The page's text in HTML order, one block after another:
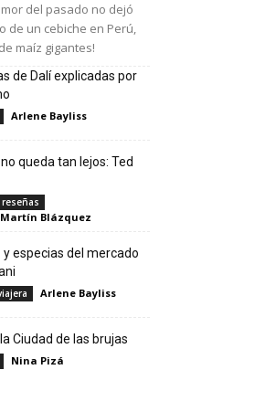
del pasado no dejó
de un cebiche en Perú,
maíz gigantes!
de Dalí explicadas por
Arlene Bayliss
queda tan lejos: Ted
Blázquez
y especias del mercado
Arlene Bayliss
Ciudad de las brujas
Nina Pizá